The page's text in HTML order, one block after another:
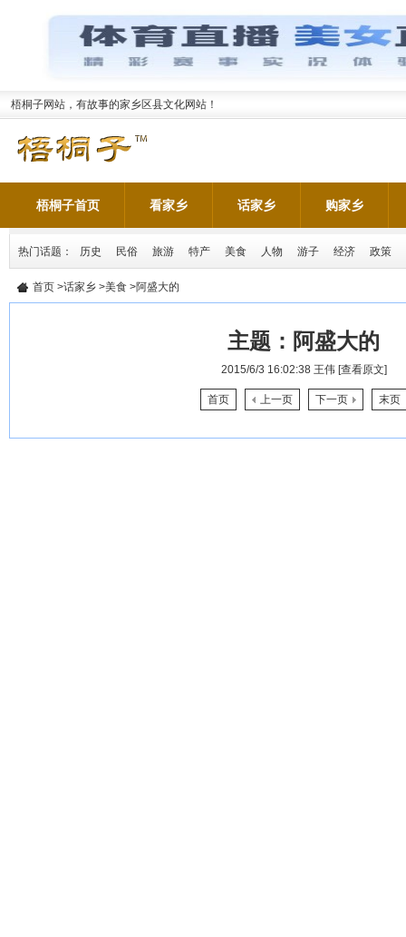
梧桐子网站，有故事的家乡区县文化网站！
梧桐子首页 看家乡 话家乡 购家乡
热门话题： 历史 民俗 旅游 特产 美食 人物 游子 经济 政策
首页 >话家乡 >美食 >阿盛大的
主题： 阿盛大的
2015/6/3 16:02:38 王伟 [查看原文]
首页 上一页 下一页 末页